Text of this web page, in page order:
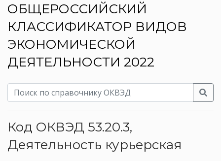
ОБЩЕРОССИЙСКИЙ
КЛАССИФИКАТОР ВИДОВ
ЭКОНОМИЧЕСКОЙ
ДЕЯТЕЛЬНОСТИ 2022
Код ОКВЭД 53.20.3,
Деятельность курьерская